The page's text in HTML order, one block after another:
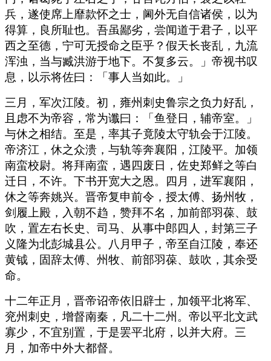
兵，遂使席上靡款怀之士，阃外无自信诸侯，以为
得算，良所耻也。吾虽鄙劣，尝闻道于君子，以平
西之至德，宁可无授命之臣乎？假天长丧乱，九流
浑浊，当与臧洪游于地下。不复多云。」帝视书叹
息，以示将佐曰：「事人当如此。」
三月，军次江陵。初，雍州刺史鲁宗之负力好乱，
且虑不为帝容，常为谶曰：「鱼登日，辅帝室。」
与休之相结。至是，率其子竟陵太守轨会于江陵。
帝济江，休之众溃，与轨等奔襄阳，江陵平。加领
南蛮校尉。将拜南蛮，遇四废日，佐史郑鲜之等白
迁日，不许。下书开宽大之恩。四月，进军襄阳，
休之等奔姚兴。晋帝复申前令，授太傅、扬州牧，
剑履上殿，入朝不趋，赞拜不名，加前部羽葆、鼓
吹，置左右长史、司马、从事中郎四人，封第三子
义隆为北彭城县公。八月甲子，帝至自江陵，奉还
黄钺，固辞太傅、州牧、前部羽葆、鼓吹，其余受
命。
十二年正月，晋帝诏帝依旧辟士，加领平北将军、
兖州刺史，增督南秦，凡二十二州。帝以平北文武
寡少，不宜别置，于是罢平北府，以并大府。三
月，加帝中外大都督。